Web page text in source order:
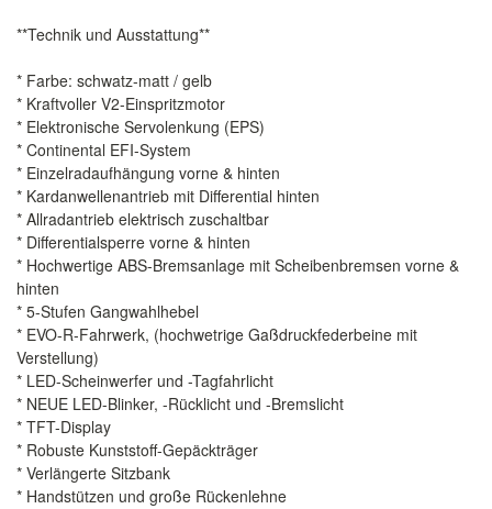
**Technik und Ausstattung**
* Farbe: schwatz-matt / gelb
* Kraftvoller V2-Einspritzmotor
* Elektronische Servolenkung (EPS)
* Continental EFI-System
* Einzelradaufhängung vorne & hinten
* Kardanwellenantrieb mit Differential hinten
* Allradantrieb elektrisch zuschaltbar
* Differentialsperre vorne & hinten
* Hochwertige ABS-Bremsanlage mit Scheibenbremsen vorne &
hinten
* 5-Stufen Gangwahlhebel
* EVO-R-Fahrwerk, (hochwetrige Gaßdruckfederbeine mit
Verstellung)
* LED-Scheinwerfer und -Tagfahrlicht
* NEUE LED-Blinker, -Rücklicht und -Bremslicht
* TFT-Display
* Robuste Kunststoff-Gepäckträger
* Verlängerte Sitzbank
* Handstützen und große Rückenlehne